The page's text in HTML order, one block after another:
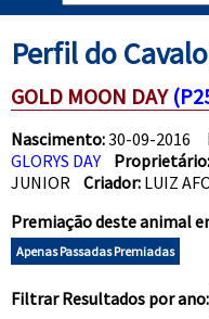
Perfil do Cavalo
GOLD MOON DAY
Nascimento:30-09-2016
GLORYS DAY
Proprietário:
JUNIOR Criador: LUIZ
Premiação deste animal
Apenas Passadas Premiadas
Filtrar Resultados por ano: